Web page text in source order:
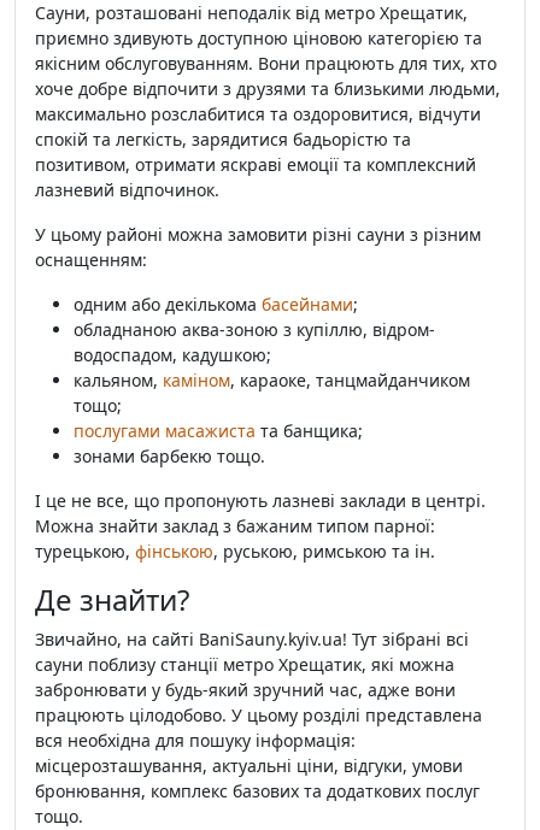
Сауни, розташовані неподалік від метро Хрещатик,
приємно здивують доступною ціновою категорією та
якісним обслуговуванням. Вони працюють для тих, хто
хоче добре відпочити з друзями та близькими людьми,
максимально розслабитися та оздоровитися, відчути
спокій та легкість, зарядитися бадьорістю та
позитивом, отримати яскраві емоції та комплексний
лазневий відпочинок.
У цьому районі можна замовити різні сауни з різним
оснащенням:
одним або декількома басейнами;
обладнаною аква-зоною з купіллю, відром-
водоспадом, кадушкою;
кальяном, каміном, караоке, танцмайданчиком
тощо;
послугами масажиста та банщика;
зонами барбекю тощо.
І це не все, що пропонують лазневі заклади в центрі.
Можна знайти заклад з бажаним типом парної:
турецькою, фінською, руською, римською та ін.
Де знайти?
Звичайно, на сайті BaniSauny.kyiv.ua! Тут зібрані всі
сауни поблизу станції метро Хрещатик, які можна
забронювати у будь-який зручний час, адже вони
працюють цілодобово. У цьому розділі представлена ​​
вся необхідна для пошуку інформація:
місцерозташування, актуальні ціни, відгуки, умови
бронювання, комплекс базових та додаткових послуг
тощо.